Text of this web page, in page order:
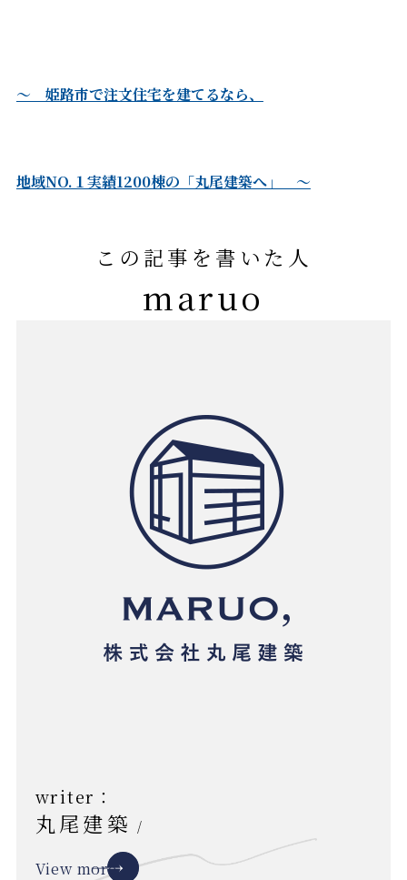
～ 姫路市で注文住宅を建てるなら、
地域NO.１実績1200棟の「丸尾建築へ」 ～
この記事を書いた人
maruo
writer：
丸尾建築 /
View more